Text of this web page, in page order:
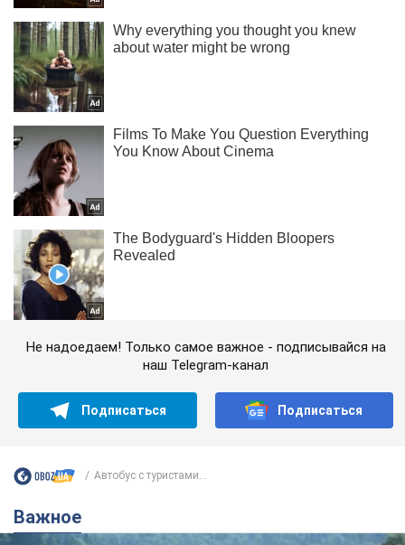
Не надоедаем! Только самое важное - подписывайся на
наш Telegram-канал
Подписаться Подписаться
Автобус с туристами...
Важное